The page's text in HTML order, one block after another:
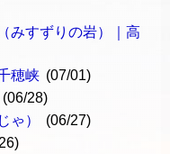
みすずりの岩）｜高
穂峡 (07/01)
(06/28)
ゃ）
(06/27)